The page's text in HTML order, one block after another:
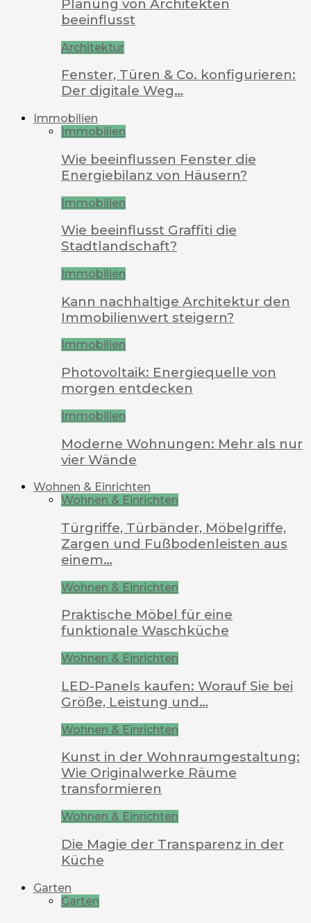
Planung von Architekten
beeinflusst
Architektur
Fenster, Türen & Co. konfigurieren:
Der digitale Weg…
Immobilien
Immobilien
Wie beeinflussen Fenster die
Energiebilanz von Häusern?
Immobilien
Wie beeinflusst Graffiti die
Stadtlandschaft?
Immobilien
Kann nachhaltige Architektur den
Immobilienwert steigern?
Immobilien
Photovoltaik: Energiequelle von
morgen entdecken
Immobilien
Moderne Wohnungen: Mehr als nur
vier Wände
Wohnen & Einrichten
Wohnen & Einrichten
Türgriffe, Türbänder, Möbelgriffe,
Zargen und Fußbodenleisten aus
einem…
Wohnen & Einrichten
Praktische Möbel für eine
funktionale Waschküche
Wohnen & Einrichten
LED-Panels kaufen: Worauf Sie bei
Größe, Leistung und…
Wohnen & Einrichten
Kunst in der Wohnraumgestaltung:
Wie Originalwerke Räume
transformieren
Wohnen & Einrichten
Die Magie der Transparenz in der
Küche
Garten
Garten